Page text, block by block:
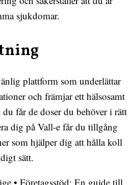
sjukdomar.
plattform som underlättar
och främjar ett hälsosamt
får de doser du behöver i rätt
dig på Vall-e får du tillgång
som hjälper dig att hålla koll
sätt.
• Företagsstöd: En guide till